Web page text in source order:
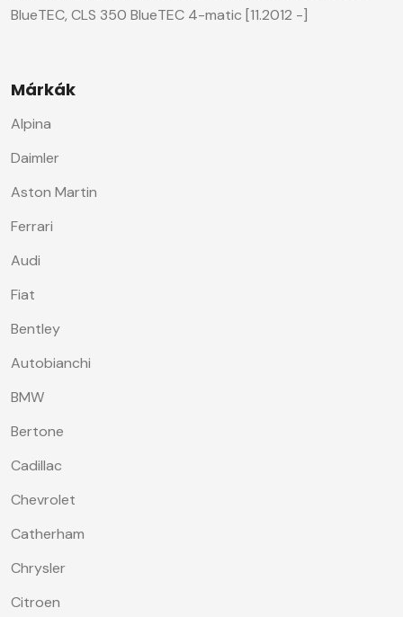
BlueTEC, CLS 350 BlueTEC 4-matic [11.2012 -]
Márkák
Alpina
Daimler
Aston Martin
Ferrari
Audi
Fiat
Bentley
Autobianchi
BMW
Bertone
Cadillac
Chevrolet
Catherham
Chrysler
Citroen